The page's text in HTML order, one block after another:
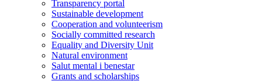
Transparency portal
Sustainable development
Cooperation and volunteerism
Socially committed research
Equality and Diversity Unit
Natural environment
Salut mental i benestar
Grants and scholarships